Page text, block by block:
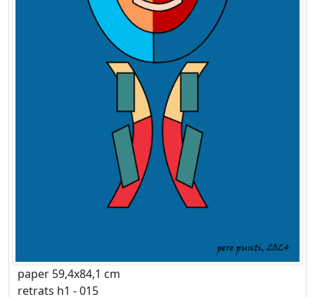
paper 59,4x84,1 cm
retrats h1 - 015